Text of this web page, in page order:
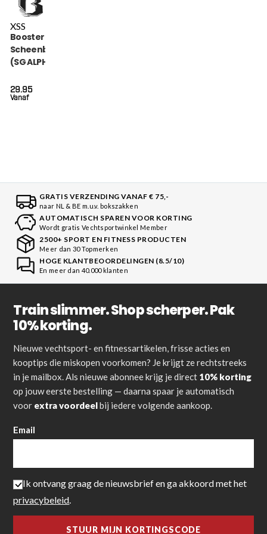
XSS
Booster Kids Alpha
Scheenbeschermers
(SG ALPHA BLACK)
Vanaf
29.95
GRATIS VERZENDING VANAF € 75,-
naar NL & BE m.u.v. bokszakken
AUTOMATISCH SPAREN VOOR KORTING
Wordt gratis Vechtsportwinkel Member
2500+ SPORT EN FITNESS PRODUCTEN
Meer dan 30 Topmerken
HOGE KLANTBEOORDELINGEN (8.5/10)
En meer dan 40.000 klanten
Train slimmer. Shop scherper. Pak
10% korting.
Nieuwe vechtsport- en fitnessartikelen, frisse acties en
kooptips die miskopen voorkomen? Je krijgt ze rechtstreeks
in je mailbox. Als nieuwe abonnee krijg je direct 10% korting
op jouw eerste bestelling — daarna spaar je automatisch
voor extra voordeelbij iedere volgende aankoop.
Email
Ik ontvang graag de nieuwsbrief en ga akkoord met het
privacybeleid